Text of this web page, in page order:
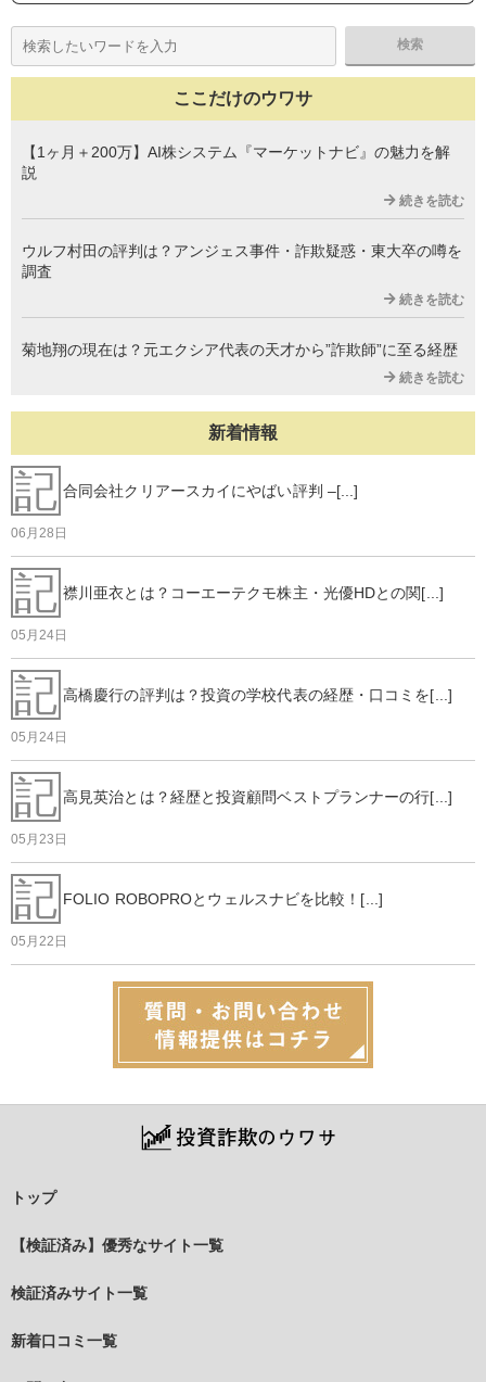
ここだけのウワサ
【1ヶ月＋200万】AI株システム『マーケットナビ』の魅力を解
説
続きを読む
ウルフ村田の評判は？アンジェス事件・詐欺疑惑・東大卒の噂を
調査
続きを読む
菊地翔の現在は？元エクシア代表の天才から”詐欺師”に至る経歴
続きを読む
新着情報
記 合同会社クリアースカイにやばい評判 –[...]
06月28日
記 襟川亜衣とは？コーエーテクモ株主・光優HDとの関[...]
05月24日
記 高橋慶行の評判は？投資の学校代表の経歴・口コミを[...]
05月24日
記 高見英治とは？経歴と投資顧問ベストプランナーの行[...]
05月23日
記 FOLIO ROBOPROとウェルスナビを比較！[...]
05月22日
トップ
【検証済み】優秀なサイト一覧
検証済みサイト一覧
新着口コミ一覧